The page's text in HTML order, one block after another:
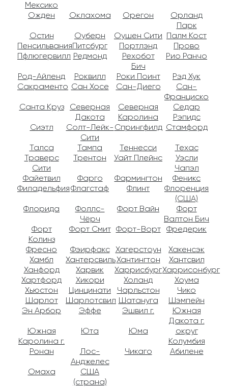
Мексико
Ожден Оклахома Орегон
Орланд
Парк
Остин
Оуберн Оушен Сити
Палм Кост
Пенсильвания Питсбург Портлэнд
Прово
Пфлюгервилл Редмонд
Рехобот
Бич
Рио Ранчо
Род-Айленд Роквилл Роки Поинт
Рэд Хук
Сакраменто Сан Хосе Сан-Диего
Сан-
Франциско
Санта Круз
Северная
Дакота
Северная
Каролина
Седар
Рэпидс
Сиэтл
Солт-Лейк-
Сити
Спрингфилд Стамфорд
Талса Тампа Теннесси
Техас
Траверс
Сити
Трентон Уайт Плейнс
Уэсли
Чапэл
Файетвил
Фарго Фармингтон
Феникс
ФиладельфияФлагстаф Флинт
Флоренция
(США)
Флорида
Фоллс-
Чёрч
Форт Вайн
Форт
Валтон Бич
Форт
Колинз
Форт Смит Форт-Ворт Фредерик
Фресно Фэирфакс Хагерстоун
Хакенсэк
Хамбл
ХантерсвильХантингтон
Хантсвил
Ханфорд
Харвик ХаррисбургХаррисонбург
Хартфорд
Хикори Холанд
Хоума
Хьюстон
Цинцинати Чарльстон
Чико
Шарлот
Шарлотсвил Шатануга
Шэмпейн
Эн Арбор
Эффе Эшвил г.
Южная
Дакота г.
Южная
Каролина г.
Юта Юма
округ
Колумбия
Ронан
Лос-
Анджелес
Чикаго Абилене
Омаха
США
(страна)